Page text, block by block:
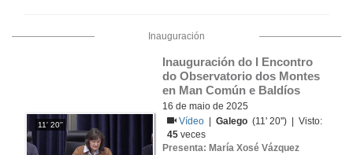
Inauguración
11' 20''
Inauguración do I Encontro
do Observatorio dos Montes
en Man Común e Baldíos
16 de maio de 2025
Vídeo
|Galego (11' 20'') | Visto:
45 veces
Presenta: María Xosé Vázquez